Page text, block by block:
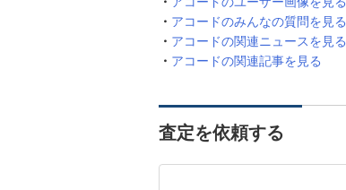
アコードのみんなの質問を見る
アコードの関連ニュースを見る
アコードの関連記事を見る
査定を依頼する